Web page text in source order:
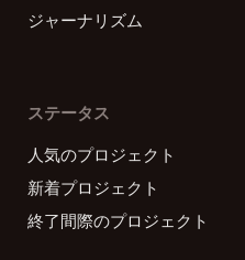
ジャーナリズム
ステータス
人気のプロジェクト
新着プロジェクト
終了間際のプロジェクト